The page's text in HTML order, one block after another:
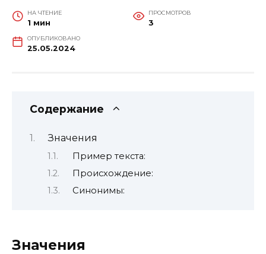
НА ЧТЕНИЕ
1 мин
ПРОСМОТРОВ
3
ОПУБЛИКОВАНО
25.05.2024
Содержание
Значения
Пример текста:
Происхождение:
Синонимы:
Значения